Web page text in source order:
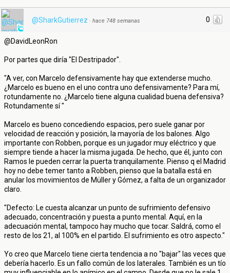
0
@SharkGutierrez · hace 748 semanas
@DavidLeonRon
Por partes que diría "El Destripador".
"A ver, con Marcelo defensivamente hay que extenderse mucho.
¿Marcelo es bueno en el uno contra uno defensivamente? Para mí,
rotundamente no. ¿Marcelo tiene alguna cualidad buena defensiva?
Rotundamente sí "
Marcelo es bueno concediendo espacios, pero suele ganar por
velocidad de reacción y posición, la mayoría de los balones. Algo
importante con Robben, porque es un jugador muy eléctrico y que
siempre tiende a hacer la misma jugada. De hecho, que él, junto con
Ramos le pueden cerrar la puerta tranquilamente. Pienso q el Madrid
hoy no debe temer tanto a Robben, pienso que la batalla está en
anular los movimientos de Müller y Gómez, a falta de un organizador
claro.
"Defecto: Le cuesta alcanzar un punto de sufrimiento defensivo
adecuado, concentración y puesta a punto mental. Aquí, en la
adecuación mental, tampoco hay mucho que tocar. Saldrá, como el
resto de los 21, al 100% en el partido. El sufrimiento es otro aspecto."
Yo creo que Marcelo tiene cierta tendencia a no "bajar" las veces que
debería hacerlo. Es un fallo común de los laterales. También es un tío